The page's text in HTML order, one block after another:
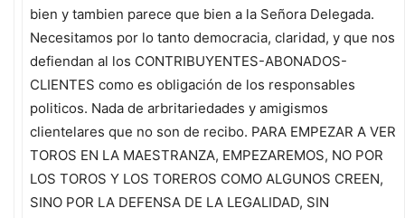
bien y tambien parece que bien a la Señora Delegada.
Necesitamos por lo tanto democracia, claridad, y que nos
defiendan al los CONTRIBUYENTES-ABONADOS-
CLIENTES como es obligación de los responsables
politicos. Nada de arbritariedades y amigismos
clientelares que no son de recibo. PARA EMPEZAR A VER
TOROS EN LA MAESTRANZA, EMPEZAREMOS, NO POR
LOS TOROS Y LOS TOREROS COMO ALGUNOS CREEN,
SINO POR LA DEFENSA DE LA LEGALIDAD, SIN